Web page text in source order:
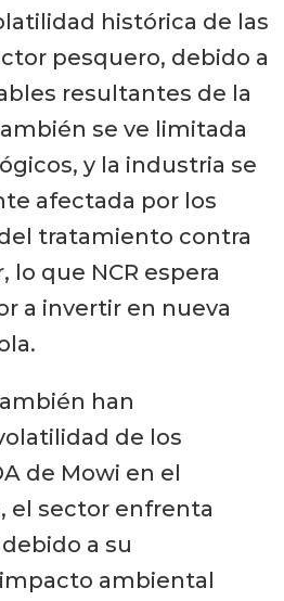
histórica de las
pesquero, debido a
resultantes de la
se ve limitada
y la industria se
afectada por los
tratamiento contra
lo que NCR espera
a invertir en nueva
han
de los
de Mowi en el
el sector enfrenta
a su
ambiental